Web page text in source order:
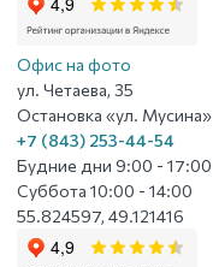
Офис на фото
ул. Четаева, 35
Остановка «ул. Мусина»
+7 (843) 253-44-54
Будние дни 9:00 - 17:00
Суббота 10:00 - 14:00
55.824597, 49.121416